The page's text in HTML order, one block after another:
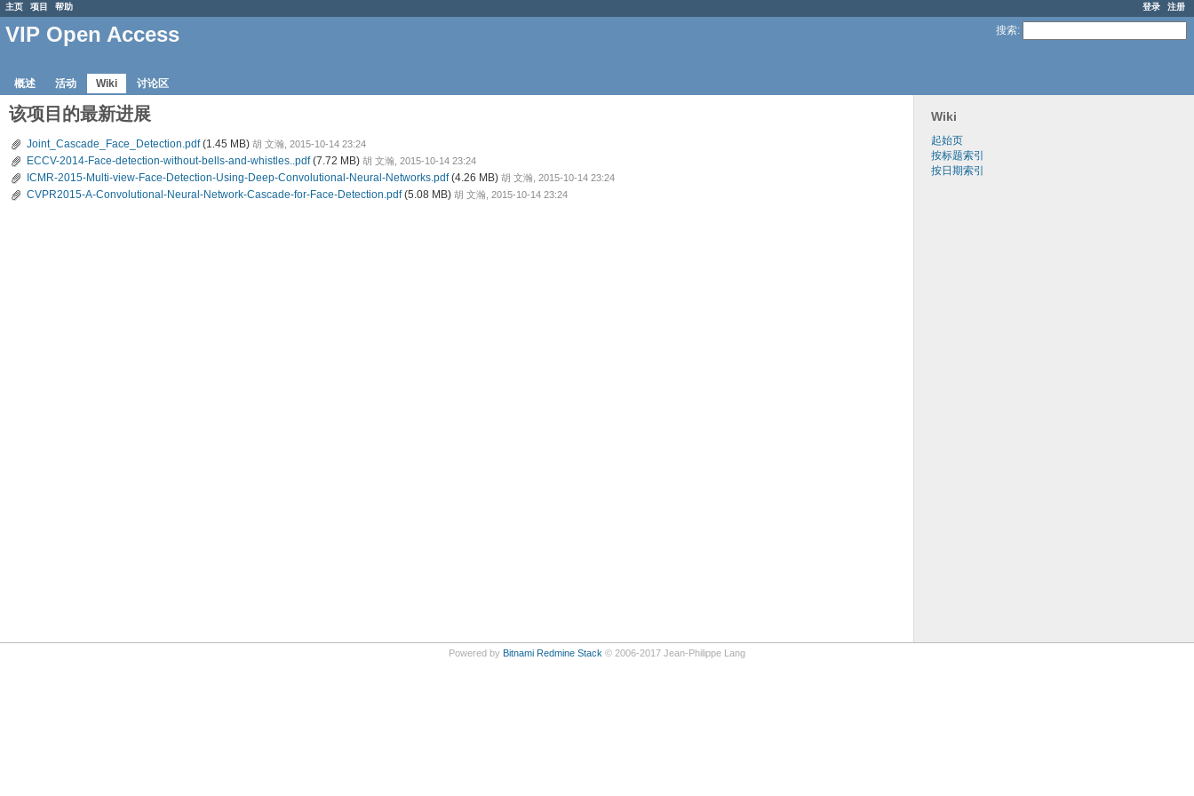
登录 注册
主页 项目 帮助
搜索:
VIP Open Access
概述 活动 Wiki 讨论区
Wiki
起始页
按标题索引
按日期索引
该项目的最新进展
Joint_Cascade_Face_Detection.pdf (1.45 MB) 胡 文瀚, 2015-10-14 23:24
ECCV-2014-Face-detection-without-bells-and-whistles..pdf (7.72 MB) 胡 文瀚, 2015-10-14 23:24
ICMR-2015-Multi-view-Face-Detection-Using-Deep-Convolutional-Neural-Networks.pdf (4.26 MB) 胡 文瀚, 2015-10-14 23:24
CVPR2015-A-Convolutional-Neural-Network-Cascade-for-Face-Detection.pdf (5.08 MB) 胡 文瀚, 2015-10-14 23:24
Powered by Bitnami Redmine Stack © 2006-2017 Jean-Philippe Lang